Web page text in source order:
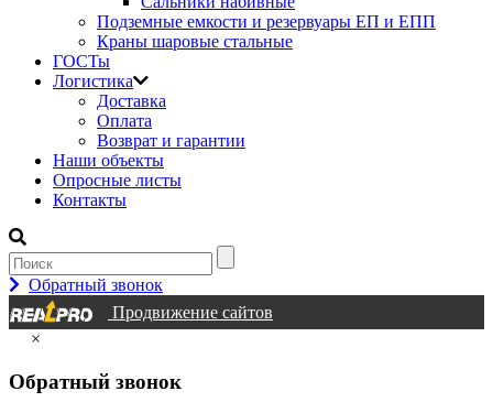
Подземные емкости и резервуары ЕП и ЕПП
Краны шаровые стальные
ГОСТы
Логистика
Доставка
Оплата
Возврат и гарантии
Наши объекты
Опросные листы
Контакты
Обратный звонок
Продвижение сайтов
×
Обратный звонок